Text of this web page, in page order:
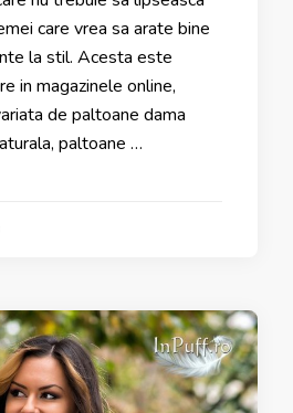
care vrea sa arate bine
la stil. Acesta este
in magazinele online,
de paltoane dama
paltoane …